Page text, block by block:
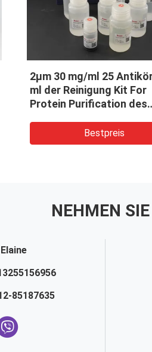
2μm
mg/ml 5
2μm 30
eine
For Protein
NEHMEN
85187635